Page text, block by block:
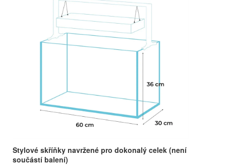
Stylové skříňky navržené pro dokonalý celek (není
součástí balení)